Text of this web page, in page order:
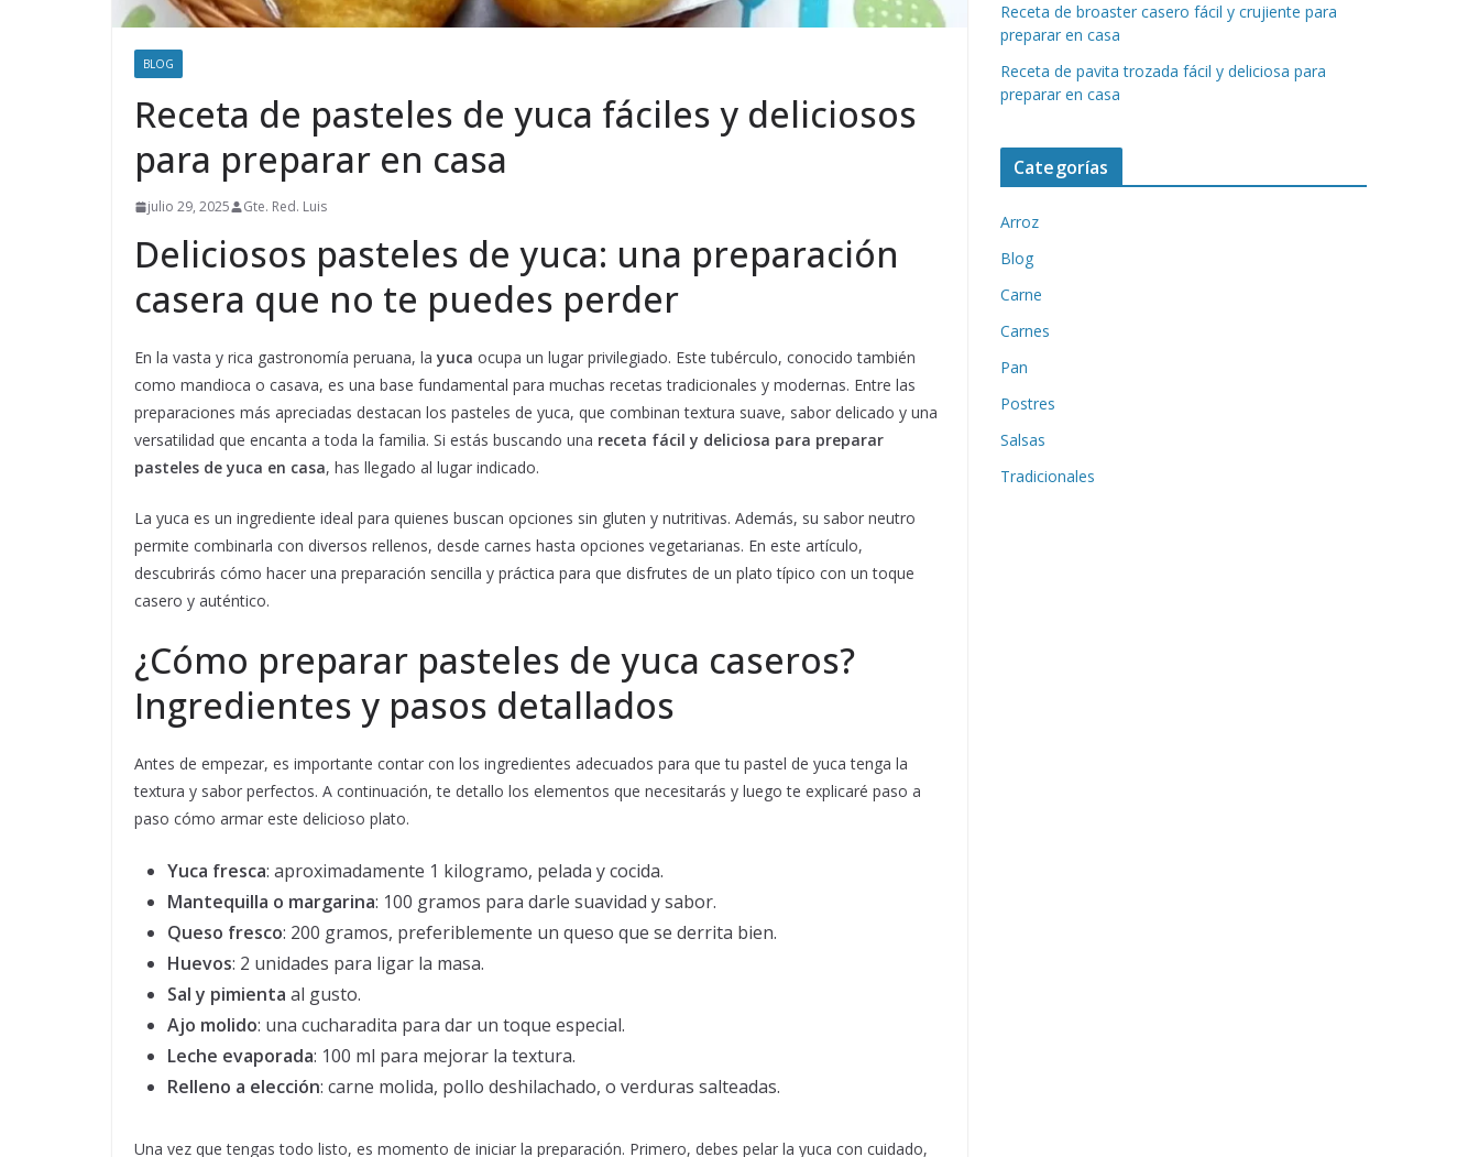
BLOG
Receta de pasteles de yuca fáciles y deliciosos
para preparar en casa
julio 29, 2025 Gte. Red. Luis
Deliciosos pasteles de yuca: una preparación
casera que no te puedes perder
En la vasta y rica gastronomía peruana, layuca ocupa un lugar privilegiado. Este tubérculo, conocido también
como mandioca o casava, es una base fundamental para muchas recetas tradicionales y modernas. Entre las
preparaciones más apreciadas destacan los pasteles de yuca, que combinan textura suave, sabor delicado y una
versatilidad que encanta a toda la familia. Si estás buscando una receta fácil y deliciosa para preparar
pasteles de yuca en casa, has llegado al lugar indicado.
La yuca es un ingrediente ideal para quienes buscan opciones sin gluten y nutritivas. Además, su sabor neutro
permite combinarla con diversos rellenos, desde carnes hasta opciones vegetarianas. En este artículo,
descubrirás cómo hacer una preparación sencilla y práctica para que disfrutes de un plato típico con un toque
casero y auténtico.
¿Cómo preparar pasteles de yuca caseros?
Ingredientes y pasos detallados
Antes de empezar, es importante contar con los ingredientes adecuados para que tu pastel de yuca tenga la
textura y sabor perfectos. A continuación, te detallo los elementos que necesitarás y luego te explicaré paso a
paso cómo armar este delicioso plato.
Yuca fresca: aproximadamente 1 kilogramo, pelada y cocida.
Mantequilla o margarina: 100 gramos para darle suavidad y sabor.
Queso fresco: 200 gramos, preferiblemente un queso que se derrita bien.
Huevos: 2 unidades para ligar la masa.
Sal y pimienta al gusto.
Ajo molido: una cucharadita para dar un toque especial.
Leche evaporada: 100 ml para mejorar la textura.
Relleno a elección: carne molida, pollo deshilachado, o verduras salteadas.
Una vez que tengas todo listo, es momento de iniciar la preparación. Primero, debes pelar la yuca con cuidado,
Receta de broaster casero fácil y crujiente para
preparar en casa
Receta de pavita trozada fácil y deliciosa para
preparar en casa
Categorías
Arroz
Blog
Carne
Carnes
Pan
Postres
Salsas
Tradicionales